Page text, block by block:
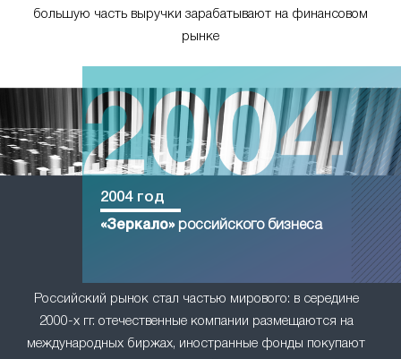
большую часть выручки зарабатывают на финансовом
рынке
Российский рынок стал частью мирового: в середине
2000-х гг. отечественные компании размещаются на
международных биржах, иностранные фонды покупают
2004 год
«Зеркало»российского бизнеса